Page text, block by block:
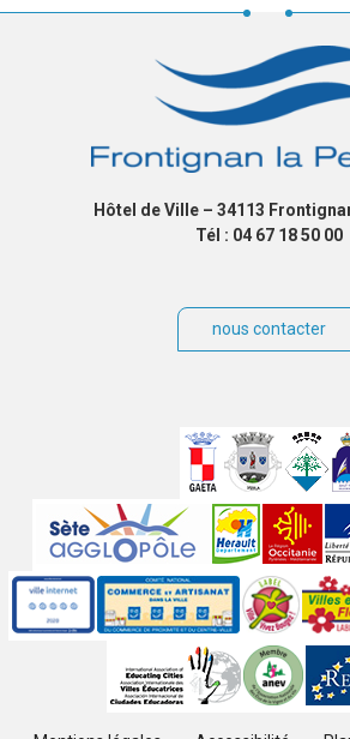
Hôtel de Ville – 34113
Tél : 04 67 18 50 00
nous contacter
partenaires
Labels